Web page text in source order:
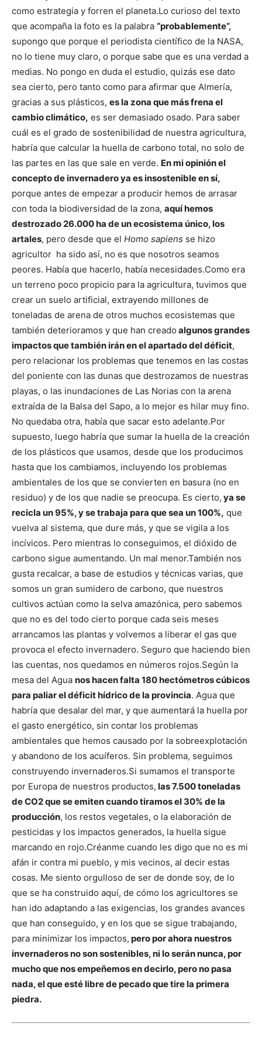
como estrategia y forren el planeta.Lo curioso del texto
que acompaña la foto es la palabra “probablemente”,
supongo que porque el periodista científico de la NASA,
no lo tiene muy claro, o porque sabe que es una verdad a
medias. No pongo en duda el estudio, quizás ese dato
sea cierto, pero tanto como para afirmar que Almería,
gracias a sus plásticos, es la zona que más frena el
cambio climático, es ser demasiado osado. Para saber
cuál es el grado de sostenibilidad de nuestra agricultura,
habría que calcular la huella de carbono total, no solo de
las partes en las que sale en verde. En mi opinión el
concepto de invernadero ya es insostenible en sí,
porque antes de empezar a producir hemos de arrasar
con toda la biodiversidad de la zona, aquí hemos
destrozado 26.000 ha de un ecosistema único, los
artales, pero desde que el Homo sapiens se hizo
agricultor ha sido así, no es que nosotros seamos
peores. Había que hacerlo, había necesidades.Como era
un terreno poco propicio para la agricultura, tuvimos que
crear un suelo artificial, extrayendo millones de
toneladas de arena de otros muchos ecosistemas que
también deterioramos y que han creado algunos grandes
impactos que también irán en el apartado del déficit,
pero relacionar los problemas que tenemos en las costas
del poniente con las dunas que destrozamos de nuestras
playas, o las inundaciones de Las Norias con la arena
extraída de la Balsa del Sapo, a lo mejor es hilar muy fino.
No quedaba otra, había que sacar esto adelante.Por
supuesto, luego habría que sumar la huella de la creación
de los plásticos que usamos, desde que los producimos
hasta que los cambiamos, incluyendo los problemas
ambientales de los que se convierten en basura (no en
residuo) y de los que nadie se preocupa. Es cierto, ya se
recicla un 95%, y se trabaja para que sea un 100%, que
vuelva al sistema, que dure más, y que se vigila a los
incívicos. Pero mientras lo conseguimos, el dióxido de
carbono sigue aumentando. Un mal menor.También nos
gusta recalcar, a base de estudios y técnicas varias, que
somos un gran sumidero de carbono, que nuestros
cultivos actúan como la selva amazónica, pero sabemos
que no es del todo cierto porque cada seis meses
arrancamos las plantas y volvemos a liberar el gas que
provoca el efecto invernadero. Seguro que haciendo bien
las cuentas, nos quedamos en números rojos.Según la
mesa del Agua nos hacen falta 180 hectómetros cúbicos
para paliar el déficit hídrico de la provincia. Agua que
habría que desalar del mar, y que aumentará la huella por
el gasto energético, sin contar los problemas
ambientales que hemos causado por la sobreexplotación
y abandono de los acuíferos. Sin problema, seguimos
construyendo invernaderos.Si sumamos el transporte
por Europa de nuestros productos, las 7.500 toneladas
de CO2 que se emiten cuando tiramos el 30% de la
producción, los restos vegetales, o la elaboración de
pesticidas y los impactos generados, la huella sigue
marcando en rojo.Créanme cuando les digo que no es mi
afán ir contra mi pueblo, y mis vecinos, al decir estas
cosas. Me siento orgulloso de ser de donde soy, de lo
que se ha construido aquí, de cómo los agricultores se
han ido adaptando a las exigencias, los grandes avances
que han conseguido, y en los que se sigue trabajando,
para minimizar los impactos, pero por ahora nuestros
invernaderos no son sostenibles, ni lo serán nunca, por
mucho que nos empeñemos en decirlo, pero no pasa
nada, el que esté libre de pecado que tire la primera
piedra.